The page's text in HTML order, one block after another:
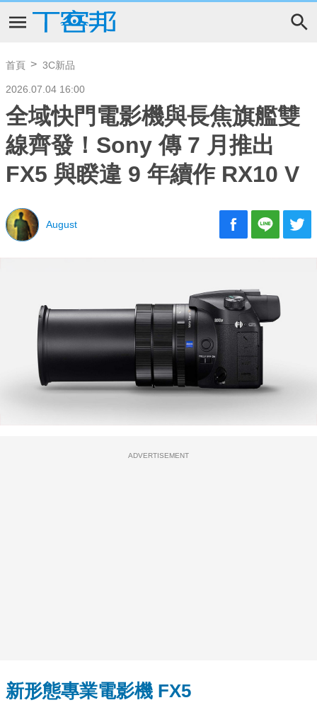
首頁 3C新品
2026.07.04 16:00
全域快門電影機與長焦旗艦雙
線齊發！Sony 傳 7 月推出
FX5 與睽違 9 年續作 RX10 V
August
ADVERTISEMENT
新形態專業電影機 FX5